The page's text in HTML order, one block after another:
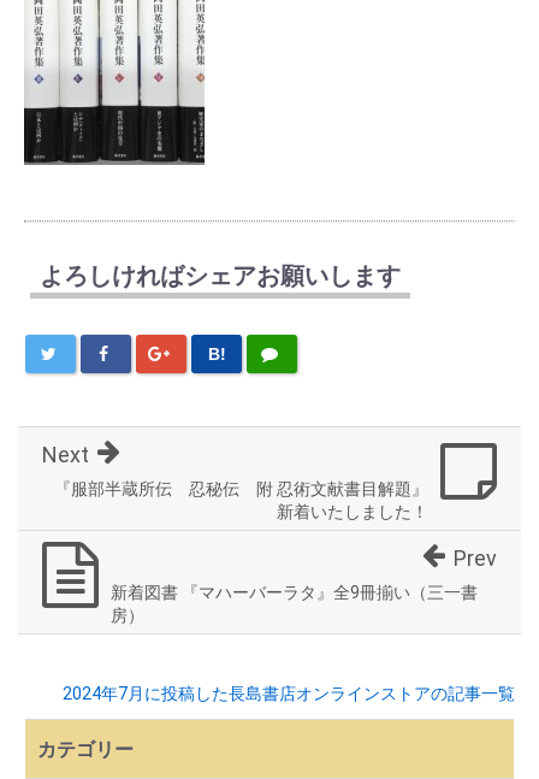
よろしければシェアお願いします
B!
『服部半蔵所伝 忍秘伝 附 忍術文献書目解題』
新着いたしました！
Next
新着図書 『マハーバーラタ』全9冊揃い（三一書
房）
Prev
2024年7月に投稿した長島書店オンラインストアの記事一覧
カテゴリー